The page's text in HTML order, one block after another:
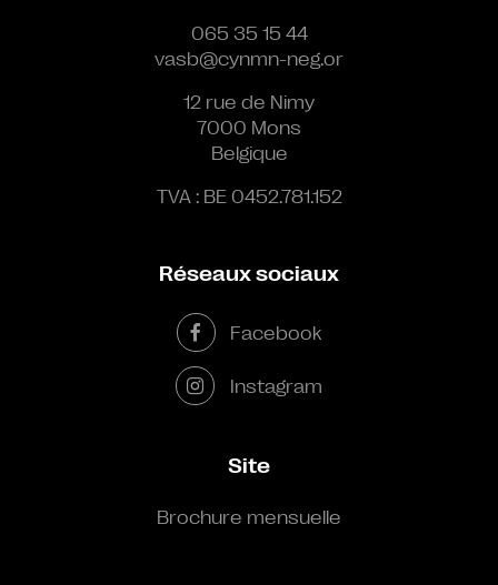
065 35 15 44
vasb@cynmn-neg.or
12 rue de Nimy
7000 Mons
Belgique
TVA : BE 0452.781.152
Réseaux sociaux
Facebook
Instagram
Site
Brochure mensuelle